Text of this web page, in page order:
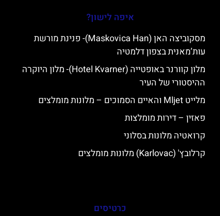
איפה לישון?
מסקוביצה האן (Maskovica Han)- פנינת מורשת
עות’מאנית בצפון דלמטיה
מלון קוורנר באופטייה (Hotel Kvarner)- מלון היוקרה
ההיסטורי של העיר
מלייט Mljet והאיים הסמוכים – מלונות מומלצים
פאזין – דירות מומלצות
קרואטיה מלונות בסלוני
קרלובץ' (Karlovac) מלונות מומלצים
כרטיסים